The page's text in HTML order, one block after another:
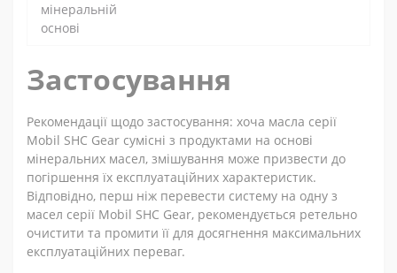
мінеральній
основі
Застосування
Рекомендації щодо застосування: хоча масла серії
Mobil SHC Gear сумісні з продуктами на основі
мінеральних масел, змішування може призвести до
погіршення їх експлуатаційних характеристик.
Відповідно, перш ніж перевести систему на одну з
масел серії Mobil SHC Gear, рекомендується ретельно
очистити та промити її для досягнення максимальних
експлуатаційних переваг.